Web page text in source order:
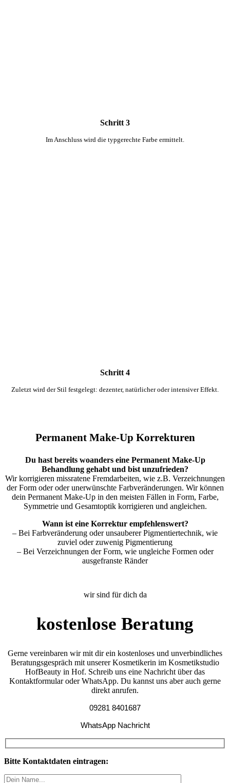
Schritt 3
Im Anschluss wird die typgerechte Farbe ermittelt.
Schritt 4
Zuletzt wird der Stil festgelegt: dezenter, natürlicher oder intensiver Effekt.
Permanent Make-Up Korrekturen
Du hast bereits woanders eine Permanent Make-Up
Behandlung gehabt und bist unzufrieden?
Wir korrigieren missratene Fremdarbeiten, wie z.B. Verzeichnungen
der Form oder oder unerwünschte Farbveränderungen. Wir können
dein Permanent Make-Up in den meisten Fällen in Form, Farbe,
Symmetrie und Gesamtoptik korrigieren und angleichen.
Wann ist eine Korrektur empfehlenswert?
– Bei Farbveränderung oder unsauberer Pigmentiertechnik, wie
zuviel oder zuwenig Pigmentierung
– Bei Verzeichnungen der Form, wie ungleiche Formen oder
ausgefranste Ränder
wir sind für dich da
kostenlose Beratung
Gerne vereinbaren wir mit dir ein kostenloses und unverbindliches
Beratungsgespräch mit unserer Kosmetikerin im Kosmetikstudio
HofBeauty in Hof. Schreib uns eine Nachricht über das
Kontaktformular oder WhatsApp. Du kannst uns aber auch gerne
direkt anrufen.
09281 8401687
WhatsApp Nachricht
Bitte Kontaktdaten eintragen: